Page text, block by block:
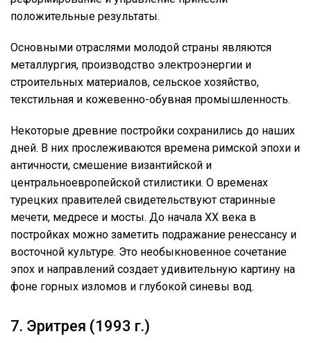
положительные результаты.
Основными отраслями молодой страны являются
металлургия, производство электроэнергии и
строительных материалов, сельское хозяйство,
текстильная и кожевенно-обувная промышленность.
Некоторые древние постройки сохранились до наших
дней. В них прослеживаются времена римской эпохи и
античности, смешение византийской и
центральноевропейской стилистики. О временах
турецких правителей свидетельствуют старинные
мечети, медресе и мосты. До начала XX века в
постройках можно заметить подражание ренессансу и
восточной культуре. Это необыкновенное сочетание
эпох и направлений создает удивительную картину на
фоне горных изломов и глубокой синевы вод.
7. Эритрея (1993 г.)